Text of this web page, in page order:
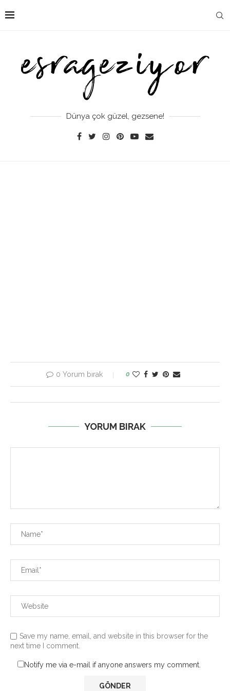
Dünya çok güzel, gezsene!
0 Yorum bırak 0
YORUM BIRAK
Save my name, email, and website in this browser for the
next time I comment.
Notify me via e-mail if anyone answers my comment.